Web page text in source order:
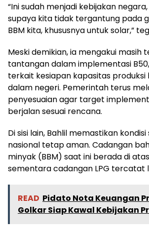
“Ini sudah menjadi kebijakan
supaya kita tidak tergantung pada
BBM kita, khususnya untuk solar,”
Meski demikian, ia mengakui masih
tantangan dalam implementasi
terkait kesiapan kapasitas produksi
dalam negeri. Pemerintah terus
penyesuaian agar target
berjalan sesuai rencana.
Di sisi lain, Bahlil memastikan
nasional tetap aman. Cadangan
minyak (BBM) saat ini berada di
sementara cadangan LPG tercatat
READ Pidato Nota Keuangan
Golkar Siap Kawal Kebijakan